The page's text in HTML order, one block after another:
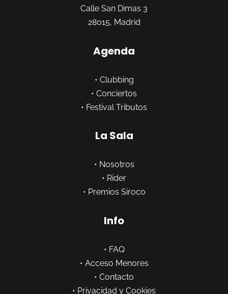
Calle San Dimas 3
28015, Madrid
Agenda
• Clubbing
• Conciertos
• Festival Tributos
La Sala
• Nosotros
• Rider
• Premios Siroco
Info
• FAQ
• Acceso Menores
• Contacto
• Privacidad y Cookies